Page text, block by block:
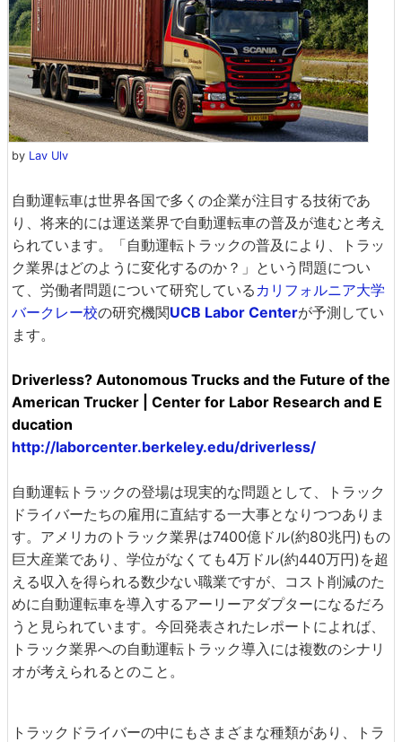
by Lav Ulv
自動運転車は世界各国で多くの企業が注目する技術であ
り、将来的には運送業界で自動運転車の普及が進むと考え
られています。「自動運転トラックの普及により、トラッ
ク業界はどのように変化するのか？」という問題につい
て、労働者問題について研究している カリフォルニア大学
バークレー校の研究機関UCB Labor Centerが予測してい
ます。
Driverless? Autonomous Trucks and the Future of the
American Trucker | Center for Labor Research and E
ducation
http://laborcenter.berkeley.edu/driverless/
自動運転トラックの登場は現実的な問題として、トラック
ドライバーたちの雇用に直結する一大事となりつつありま
す。アメリカのトラック業界は7400億ドル(約80兆円)もの
巨大産業であり、学位がなくても4万ドル(約440万円)を超
える収入を得られる数少ない職業ですが、コスト削減のた
めに自動運転車を導入するアーリーアダプターになるだろ
うと見られています。今回発表されたレポートによれば、
トラック業界への自動運転トラック導入には複数のシナリ
オが考えられるとのこと。
トラックドライバーの中にもさまざまな種類があり、トラ